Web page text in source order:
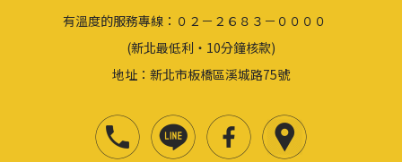
有溫度的服務專線：０２－２６８３－００００
(新北最低利‧10分鐘核款)
地址：新北市板橋區溪城路75號